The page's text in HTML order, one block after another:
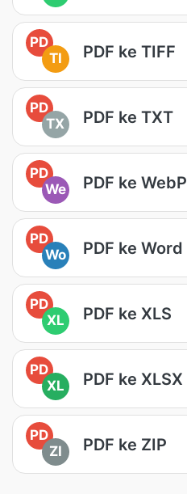
PD
TI
PDF ke TIFF
PD
TX
PDF ke TXT
PD
We
PDF ke WebP
PD
Wo
PDF ke Word
PD
XL
PDF ke XLS
PD
XL
PDF ke XLSX
PD
ZI
PDF ke ZIP